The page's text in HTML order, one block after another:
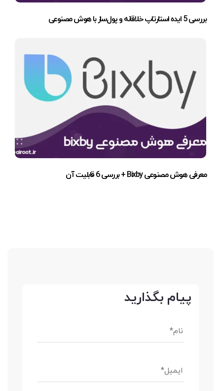
بررسی 5 ایده استارتاپ خلاقانه و پول‌ساز با هوش مصنوعی
معرفی هوش مصنوعی Bixby + بررسی 6 قابلیت آن
پیام بگذارید